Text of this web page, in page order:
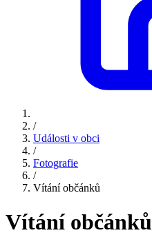
/
Události v obci
/
Fotografie
/
Vítání občánků
Vítání občánků